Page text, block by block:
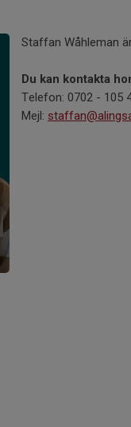
Staffan Wåhleman
Du kan kontakta
Telefon: 0702 - 105
Mejl: